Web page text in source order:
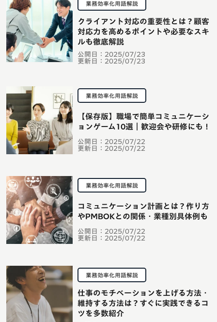
業務効率化用語解説
公開日： 2025/07/23
更新日： 2025/07/23
クライアント対応の重要性とは？顧客
対応力を高めるポイントや必要なスキ
ルも徹底解説
業務効率化用語解説
公開日： 2025/07/22
更新日： 2025/07/22
【保存版】職場で簡単コミュニケーシ
ョンゲーム10選｜歓迎会や研修にも！
業務効率化用語解説
公開日： 2025/07/22
更新日： 2025/07/22
コミュニケーション計画とは？作り方
やPMBOKとの関係・業種別具体例も
業務効率化用語解説
仕事のモチベーションを上げる方法・
維持する方法は？すぐに実践できるコ
ツを多数紹介